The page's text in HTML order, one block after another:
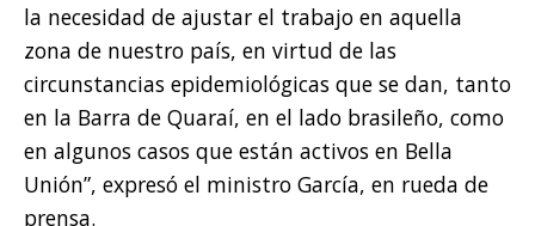
la necesidad de ajustar el trabajo en aquella
zona de nuestro país, en virtud de las
circunstancias epidemiológicas que se dan, tanto
en la Barra de Quaraí, en el lado brasileño, como
en algunos casos que están activos en Bella
Unión”, expresó el ministro García, en rueda de
prensa.